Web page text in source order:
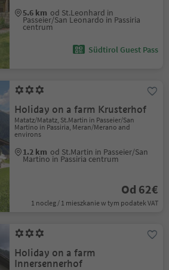
5.6 km od St.Leonhard in
Passeier/San Leonardo in Passiria
centrum
Südtirol Guest Pass
Holiday on a farm Krusterhof
Matatz/Matatz, St.Martin in Passeier/San
Martino in Passiria, Meran/Merano and
environs
1.2 km od St.Martin in Passeier/San
Martino in Passiria centrum
Od 62€
1 nocleg / 1 mieszkanie w tym podatek VAT
Holiday on a farm
Innersennerhof